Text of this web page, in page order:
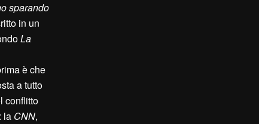
sparando
in un
La
è che
a tutto
conflitto
: la CNN,